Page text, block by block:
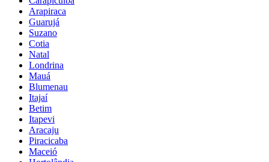
Arapiraca
Guarujá
Suzano
Cotia
Natal
Londrina
Mauá
Blumenau
Itajaí
Betim
Itapevi
Aracaju
Piracicaba
Maceió